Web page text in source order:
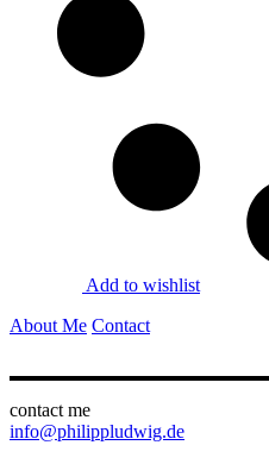
Add to wishlist
About Me Contact
contact me
info@philippludwig.de